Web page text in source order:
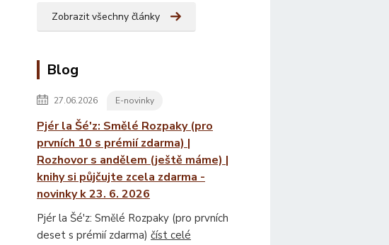
Zobrazit všechny články
Blog
27.06.2026 E-novinky
Pjér la Šé'z: Smělé Rozpaky (pro
prvních 10 s prémií zdarma) |
Rozhovor s andělem (ještě máme) |
knihy si půjčujte zcela zdarma -
novinky k 23. 6. 2026
Pjér la Šé'z: Smělé Rozpaky (pro prvních
deset s prémií zdarma) číst celé